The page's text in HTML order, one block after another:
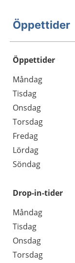
Öppettider
Öppettider
Dag
Öppettider
Kommentarer
Måndag
Tisdag
Onsdag
Torsdag
Fredag
Lördag
Söndag
Drop-in-tider
Måndag
Tisdag
Onsdag
Torsdag